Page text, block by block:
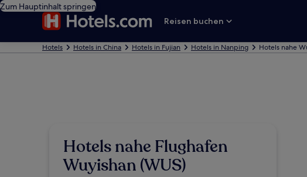
Zum Hauptinhalt springen
Reisen buchen
Hotels Hotels in China Hotels in Fujian Hotels in Nanping Hotels nahe
Hotels nahe Flughafen
Wuyishan (WUS)